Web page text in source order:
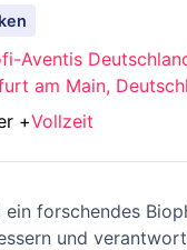
Aventis
am Main,
+Vollzeit
ein forschendes
und